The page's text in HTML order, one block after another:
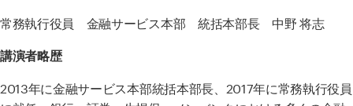
常務執行役員 金融サービス本部 統括本部長 中野 将志
講演者略歴
2013年に金融サービス本部統括本部長、 2017年に常務執行役員